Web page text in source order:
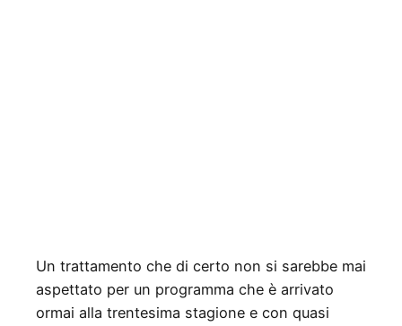
Un trattamento che di certo non si sarebbe mai
aspettato per un programma che è arrivato
ormai alla trentesima stagione e con quasi